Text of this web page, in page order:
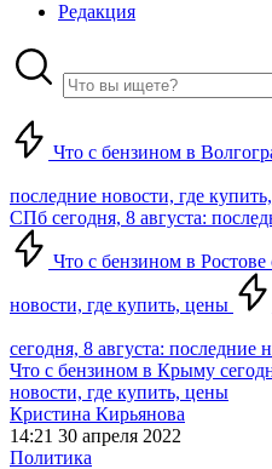
Редакция
Что с бензином в
последние новости, где
СПб сегодня, 8 августа:
Что с бензином в Ростове
новости, где купить, цены
сегодня, 8 августа: последние
Что с бензином в Крыму
новости, где купить, цены
Кристина Кирьянова
14:21 30 апреля 2022
Политика